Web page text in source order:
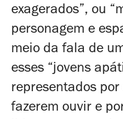
exagerados”, ou
personagem e
meio da fala de
esses “jovens
representados por
fazerem ouvir e